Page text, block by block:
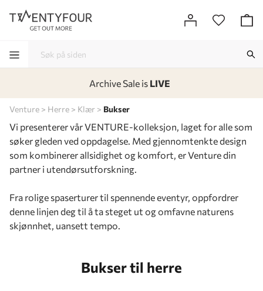
Venture Herre Klær Bukser
Vi presenterer vår VENTURE-kolleksjon, laget for alle som
søker gleden ved oppdagelse. Med gjennomtenkte design
som kombinerer allsidighet og komfort, er Venture din
partner i utendørsutforskning.
Fra rolige spaserturer til spennende eventyr, oppfordrer
denne linjen deg til å ta steget ut og omfavne naturens
skjønnhet, uansett tempo.
Bukser til herre
Archive Sale is LIVE
-
-
-
-